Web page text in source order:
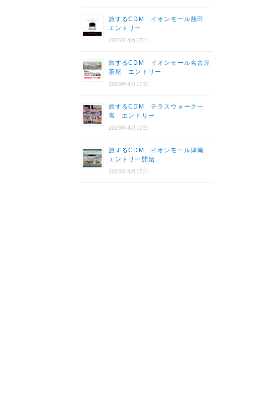
旅するCDM イオンモール熱田
エントリー
2026年4月17日
旅するCDM イオンモール名古屋
茶屋 エントリー
2026年4月17日
旅するCDM テラスウォーク一
宮 エントリー
2026年4月17日
旅するCDM イオンモール津南
エントリー開始
2026年4月17日